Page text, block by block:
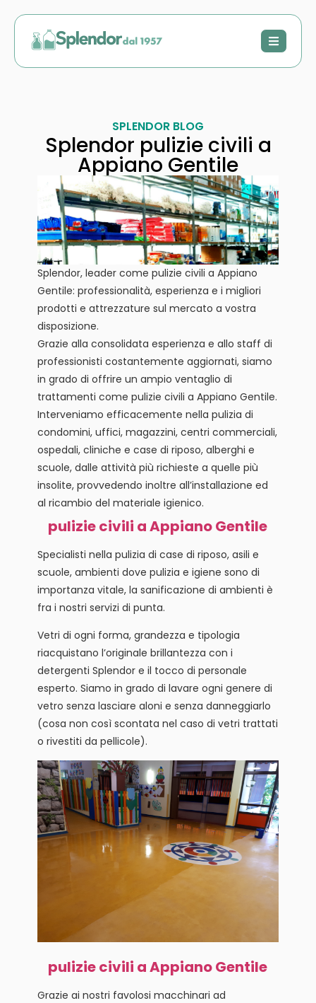
SPLENDOR BLOG
Splendor pulizie civili a
Appiano Gentile
Splendor, leader come pulizie civili a Appiano
Gentile: professionalità, esperienza e i migliori
prodotti e attrezzature sul mercato a vostra
disposizione.
Grazie alla consolidata esperienza e allo staff di
professionisti costantemente aggiornati, siamo
in grado di offrire un ampio ventaglio di
trattamenti come pulizie civili a Appiano Gentile.
Interveniamo efficacemente nella pulizia di
condomini, uffici, magazzini, centri commerciali,
ospedali, cliniche e case di riposo, alberghi e
scuole, dalle attività più richieste a quelle più
insolite, provvedendo inoltre all’installazione ed
al ricambio del materiale igienico.
pulizie civili a Appiano Gentile
Specialisti nella pulizia di case di riposo, asili e
scuole, ambienti dove pulizia e igiene sono di
importanza vitale, la sanificazione di ambienti è
fra i nostri servizi di punta.
Vetri di ogni forma, grandezza e tipologia
riacquistano l’originale brillantezza con i
detergenti Splendor e il tocco di personale
esperto. Siamo in grado di lavare ogni genere di
vetro senza lasciare aloni e senza danneggiarlo
(cosa non così scontata nel caso di vetri trattati
o rivestiti da pellicole).
pulizie civili a Appiano Gentile
Grazie ai nostri favolosi macchinari ad